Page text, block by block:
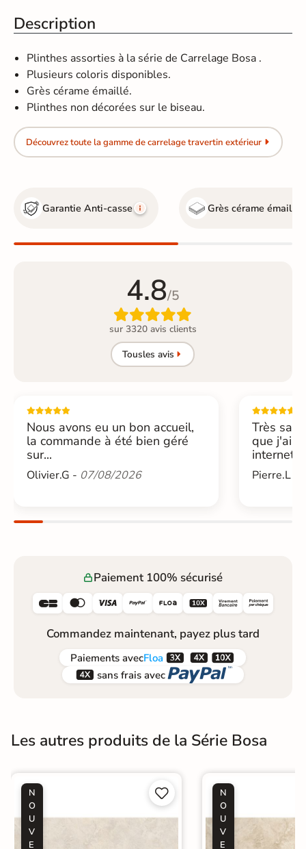
Description
Plinthes assorties à la série de Carrelage Bosa .
Plusieurs coloris disponibles.
Grès cérame émaillé.
Plinthes non décorées sur le biseau.
Découvrez toute la gamme de carrelage travertin extérieur
Garantie Anti-casse Grès cérame émaillé
4.8/5

sur 3320 avis clients
Tousles avis
Nous avons eu un bon accueil,
la commande à été bien géré
sur...
Olivier.G - 07/08/2026
Très
que j'ai
internet....
Pierre.L -
Paiement 100% sécurisé
     
Commandez maintenant, payez plus tard
Paiements avecFloa  
 sans frais avec 
Les autres produits de la Série Bosa
N
O
U
V
E


N
O
U
V
E